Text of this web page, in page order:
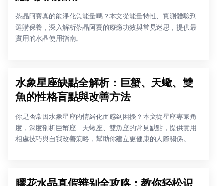
茶晶阿賽真的能淨化負能量嗎？本文從能量特性、實測體驗到
選購保養，深入解析茶晶阿賽的療癒功效與常見迷思，提供最
實用的水晶使用指南。
水象星座缺點全解析：巨蟹、天蠍、雙
魚的性格盲點與改善方法
你是否常因水象星座的情緒化而感到困擾？本文從星座專家角
度，深度剖析巨蟹座、天蠍座、雙魚座的常見缺點，提供實用
相處技巧與自我改善策略，幫助你建立更健康的人際關係。
膠花水晶真假辨别全攻略：教你轻松识